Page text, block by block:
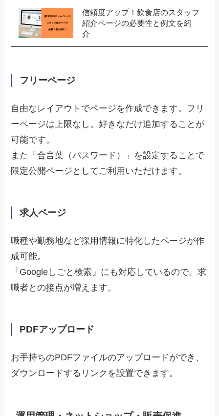
信頼度アップ！飲食店のスタッフ
紹介ページの必要性と例文を紹
介
フリーページ
自由なレイアウトでページを作成できます。フリ
ーページは上限なし。好きなだけ追加することが
可能です。
また「合言葉（パスワード）」を設定することで
限定公開ページとしてご利用いただけます。
求人ページ
職種や勤務地など採用情報に特化したページが作
成可能。
「Googleしごと検索」にも対応しているので、求
職者との接点が増えます。
PDFアップロード
お手持ちのPDFファイルのアップロードができ、
ダウンロードするリンクを設置できます。